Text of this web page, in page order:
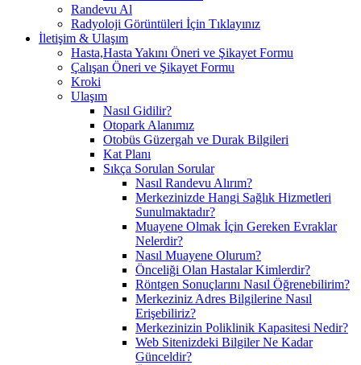
Randevu Al
Radyoloji Görüntüleri İçin Tıklayınız
İletişim & Ulaşım
Hasta,Hasta Yakını Öneri ve Şikayet Formu
Çalışan Öneri ve Şikayet Formu
Kroki
Ulaşım
Nasıl Gidilir?
Otopark Alanımız
Otobüs Güzergah ve Durak Bilgileri
Kat Planı
Sıkça Sorulan Sorular
Nasıl Randevu Alırım?
Merkezinizde Hangi Sağlık Hizmetleri
Sunulmaktadır?
Muayene Olmak İçin Gereken Evraklar
Nelerdir?
Nasıl Muayene Olurum?
Önceliği Olan Hastalar Kimlerdir?
Röntgen Sonuçlarını Nasıl Öğrenebilirim?
Merkeziniz Adres Bilgilerine Nasıl
Erişebiliriz?
Merkezinizin Poliklinik Kapasitesi Nedir?
Web Sitenizdeki Bilgiler Ne Kadar
Günceldir?